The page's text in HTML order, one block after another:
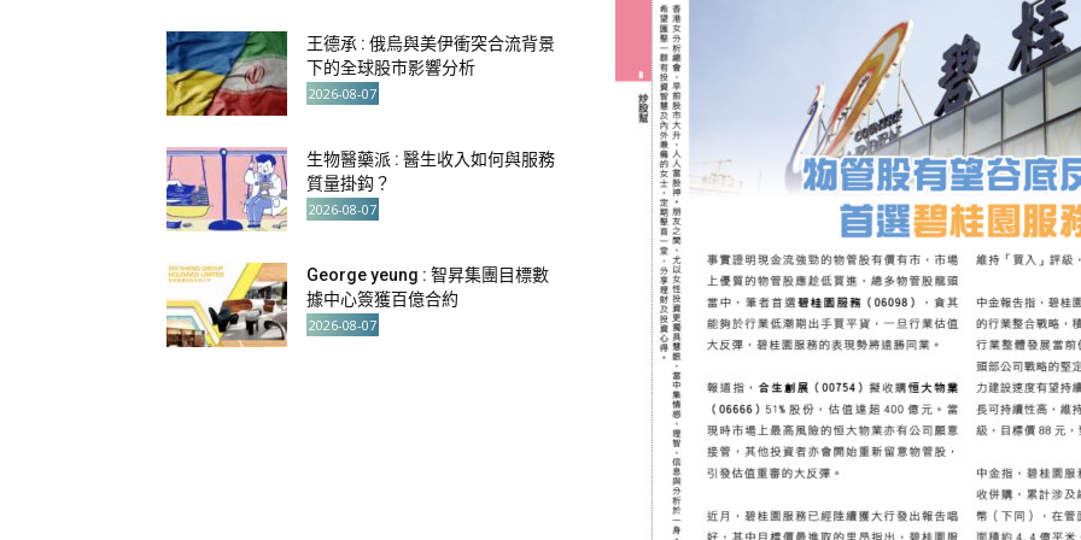
王德承 : 俄烏與美伊衝突合流背景
下的全球股市影響分析
2026-08-07
生物醫藥派 : 醫生收入如何與服務
質量掛鈎？
2026-08-07
George yeung : 智昇集團目標數
據中心簽獲百億合約
2026-08-07